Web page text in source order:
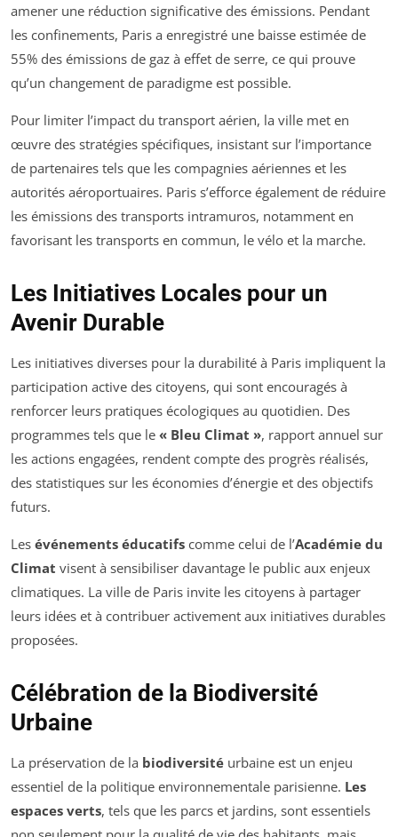
amener une réduction significative des émissions. Pendant
les confinements, Paris a enregistré une baisse estimée de
55% des émissions de gaz à effet de serre, ce qui prouve
qu’un changement de paradigme est possible.
Pour limiter l’impact du transport aérien, la ville met en
œuvre des stratégies spécifiques, insistant sur l’importance
de partenaires tels que les compagnies aériennes et les
autorités aéroportuaires. Paris s’efforce également de réduire
les émissions des transports intramuros, notamment en
favorisant les transports en commun, le vélo et la marche.
Les Initiatives Locales pour un
Avenir Durable
Les initiatives diverses pour la durabilité à Paris impliquent la
participation active des citoyens, qui sont encouragés à
renforcer leurs pratiques écologiques au quotidien. Des
programmes tels que le « Bleu Climat », rapport annuel sur
les actions engagées, rendent compte des progrès réalisés,
des statistiques sur les économies d’énergie et des objectifs
futurs.
Les événements éducatifs comme celui de l’Académie du
Climat visent à sensibiliser davantage le public aux enjeux
climatiques. La ville de Paris invite les citoyens à partager
leurs idées et à contribuer activement aux initiatives durables
proposées.
Célébration de la Biodiversité
Urbaine
La préservation de la biodiversité urbaine est un enjeu
essentiel de la politique environnementale parisienne. Les
espaces verts, tels que les parcs et jardins, sont essentiels